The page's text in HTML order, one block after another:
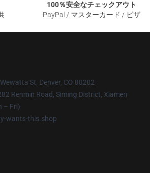
100％安全なチェックアウト
PayPal / マスターカード / ビザ
St, Denver, CO 80202
Renmin Road, Siming District, Xiamen
– Fri)
wants-this.shop